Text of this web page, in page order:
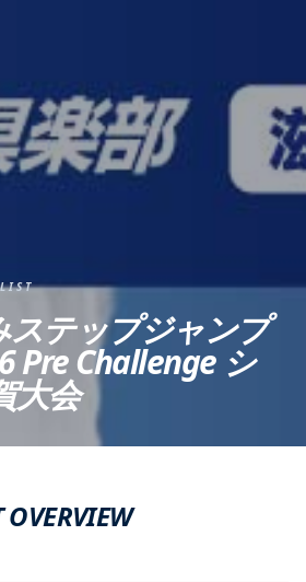
ステップジャンプ
Pre Challenge シ
大会